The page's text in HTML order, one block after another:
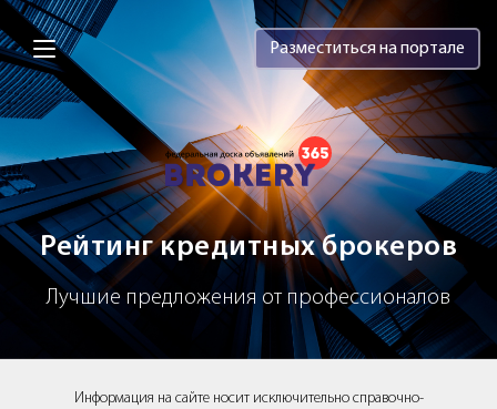
Brokery365 - Рейтинг кредитных
Разместиться на портале
Рейтинг кредитных брокеров
Лучшие предложения от профессионалов
Информация на сайте носит исключительно справочно-